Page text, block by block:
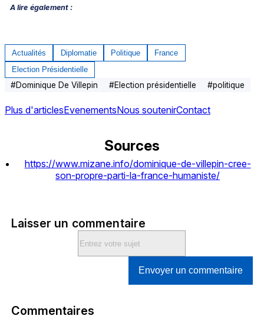
A lire également :
Actualités Diplomatie Politique
France
Election Présidentielle
#Dominique De Villepin #Election présidentielle #politique
Plus d'articlesEvenementsNous soutenirContact
Sources
https://www.mizane.info/dominique-de-villepin-cree-
son-propre-parti-la-france-humaniste/
Laisser un commentaire
Envoyer un commentaire
Commentaires